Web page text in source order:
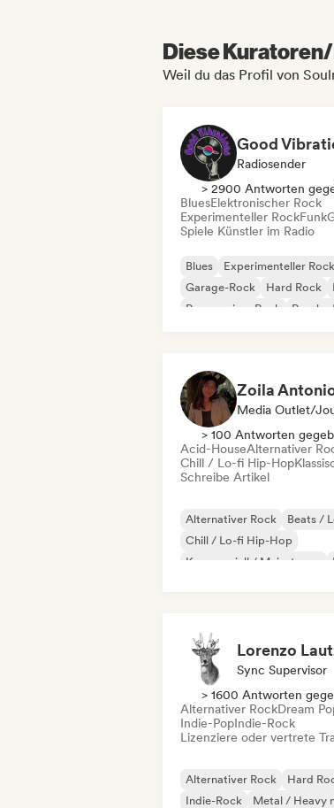
Diese
Weil du das Profil von
Good
Radiosender
> 2900 Antworten
BluesElektronischer Rock
Experimenteller RockFunk
Spiele Künstler im Radio
Blues
Experimenteller Rock
Garage-Rock
Hard Rock
Progressiver Rock
Zoila
Media Outlet/
> 100 Antworten
Acid-HouseAlternativer
Chill / Lo-fi Hip-Hop
Schreibe Artikel
Alternativer Rock
Beats /
Chill / Lo-fi Hip-Hop
Kommerziell / Mainstream
Lorenzo
Sync Supervisor
> 1600 Antworten
Alternativer RockDream
Indie-PopIndie-Rock
Lizenziere oder vertrete
Alternativer Rock Hard
Indie-Rock
Metal / Heavy